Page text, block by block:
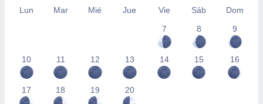
Lun Mar Mié Jue Vie Sáb
Dom
7
8 9
10 11 12 13 14 15 16
17 18 19 20